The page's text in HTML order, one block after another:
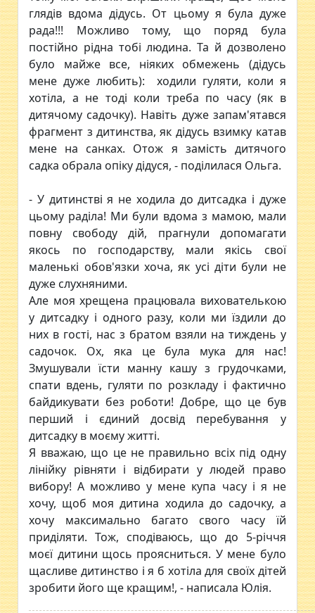
глядів вдома дідусь. От цьому я була дуже
рада!!! Можливо тому, що поряд була
постійно рідна тобі людина. Та й дозволено
було майже все, ніяких обмежень (дідусь
мене дуже любить): ходили гуляти, коли я
хотіла, а не тоді коли треба по часу (як в
дитячому садочку). Навіть дуже запам'ятався
фрагмент з дитинства, як дідусь взимку катав
мене на санках. Отож я замість дитячого
садка обрала опіку дідуся, - поділилася Ольга.
- У дитинстві я не ходила до дитсадка і дуже
цьому раділа! Ми були вдома з мамою, мали
повну свободу дій, прагнули допомагати
якось по господарству, мали якісь свої
маленькі обов'язки хоча, як усі діти були не
дуже слухняними.
Але моя хрещена працювала вихователькою
у дитсадку і одного разу, коли ми їздили до
них в гості, нас з братом взяли на тиждень у
садочок. Ох, яка це була мука для нас!
Змушували їсти манну кашу з грудочками,
спати вдень, гуляти по розкладу і фактично
байдикувати без роботи! Добре, що це був
перший і єдиний досвід перебування у
дитсадку в моєму житті.
Я вважаю, що це не правильно всіх під одну
лінійку рівняти і відбирати у людей право
вибору! А можливо у мене купа часу і я не
хочу, щоб моя дитина ходила до садочку, а
хочу максимально багато свого часу їй
приділяти. Тож, сподіваюсь, що до 5-річчя
моєї дитини щось проясниться. У мене було
щасливе дитинство і я б хотіла для своїх дітей
зробити його ще кращим!, - написала Юлія.